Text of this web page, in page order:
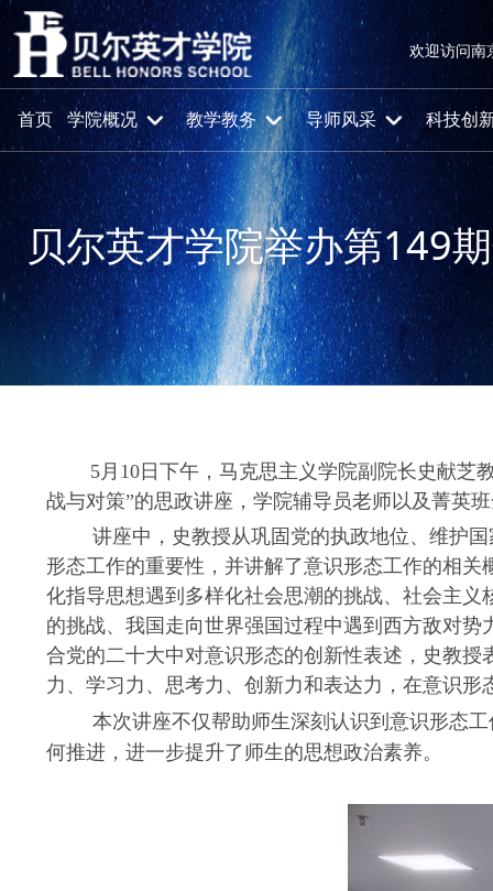
欢迎访问南
首页 学院概况 教学教务 导师风采 科技创
贝尔英才学院举办第149
5月 10 日下午，马克思主义学院副院长史献芝
战与对策”的思政讲座，学院辅导员老师以及菁英
讲座中，史教授从巩固党的执政地位、维护
形态工作的重要性，并讲解了意识形态工作的相
化指导思想遇到多样化社会思潮的挑战、社会主
的挑战、我国走向世界强国过程中遇到西方敌对
合党的二十大中对意识形态的创新性表述，史教
力、学习力、思考力、创新力和表达力，在意识
本次讲座不仅帮助师生深刻认识到意识形态
何推进，进一步提升了师生的思想政治素养。